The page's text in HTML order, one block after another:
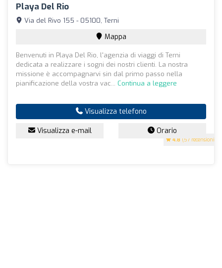
Playa Del Rio
4.8 (57 recensioni)
Via del Rivo 155 - 05100, Terni
Mappa
Benvenuti in Playa Del Rio, l'agenzia di viaggi di Terni
dedicata a realizzare i sogni dei nostri clienti. La nostra
missione è accompagnarvi sin dal primo passo nella
pianificazione della vostra vac... Continua a leggere
Visualizza telefono
Visualizza e-mail Orario